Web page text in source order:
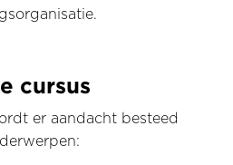
cursus
er aandacht besteed